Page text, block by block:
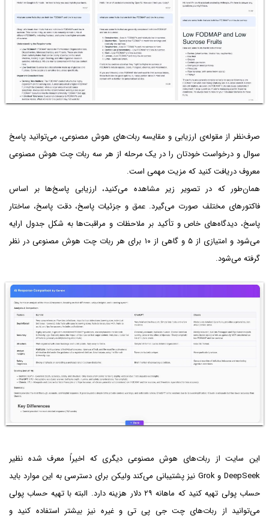
صرف‌نظر از مقوله‌ی ارزیابی و مقایسه ربات‌های هوش مصنوعی، می‌توانید پاسخ
سوال و درخواست خودتان را در یک مرحله از هر سه ربات چت هوش مصنوعی
معروف دریافت کنید که مزیت مهمی است.
همان‌طور که در تصویر زیر مشاهده می‌کنید، ارزیابی پاسخ‌ها بر اساس
فاکتورهای مختلف صورت می‌گیرد. عمق و جزئیات پاسخ، دقت پاسخ، ساختار
پاسخ، دیدگاه‌های خاص و تأکید بر ملاحظات و مراقبت‌ها به شکل جدول ارایه
می‌شود و امتیازی از ۵ و گاهی از ۱۰ برای هر ربات چت هوش مصنوعی در نظر
گرفته می‌شود.
این سایت از ربات‌های هوش مصنوعی دیگری که اخیراً معرف شده نظیر
DeepSeek و Grok نیز پشتیبانی می‌کند ولیکن برای دسترسی به این موارد باید
حساب پولی تهیه کنید که ماهانه ۲۹ دلار هزینه دارد. البته با تهیه حساب پولی
می‌توانید از ربات‌های چت جی پی تی و غیره نیز بیشتر استفاده کنید و